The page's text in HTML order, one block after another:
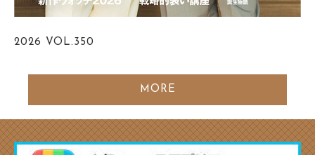
2026 VOL.350
MORE